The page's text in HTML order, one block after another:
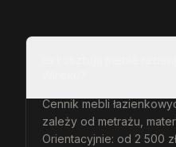
Cennik mebli
zależy od metrażu,
Orientacyjnie: od 2 500